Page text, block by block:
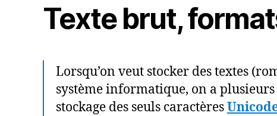
Texte brut,
Lorsqu’on veut stocker des textes
système informatique, on a
stockage des seuls caractères